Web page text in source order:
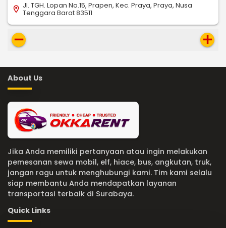
location_on Jl. TGH. Lopan No.15, Prapen, Kec. Praya, Praya, Nusa
Tenggara Barat 83511
remove add
About Us
Jika Anda memiliki pertanyaan atau ingin melakukan
pemesanan sewa mobil, elf, hiace, bus, angkutan, truk,
jangan ragu untuk menghubungi kami. Tim kami selalu
siap membantu Anda mendapatkan layanan
transportasi terbaik di Surabaya.
Quick Links